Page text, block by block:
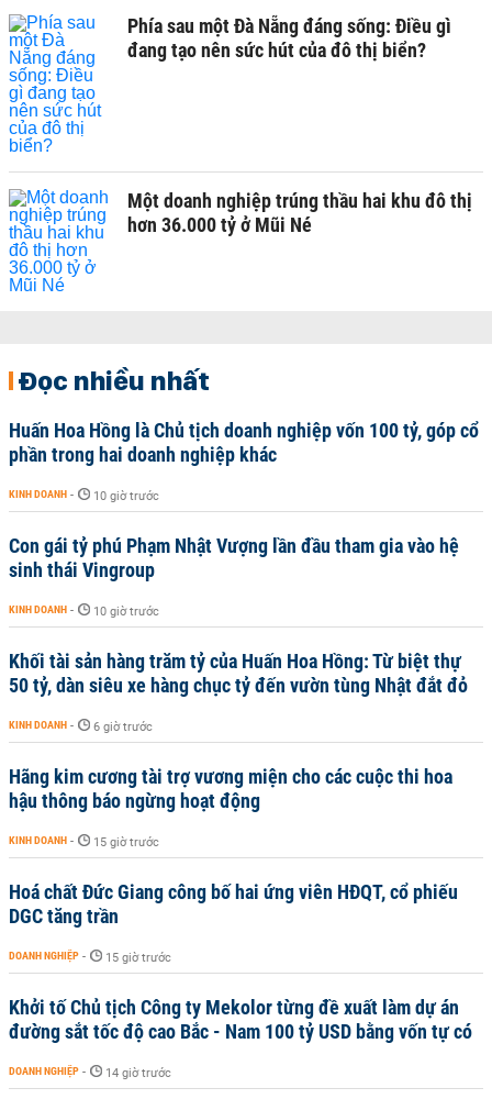
Phía sau một Đà Nẵng đáng sống: Điều gì
đang tạo nên sức hút của đô thị biển?
Một doanh nghiệp trúng thầu hai khu đô thị
hơn 36.000 tỷ ở Mũi Né
Đọc nhiều nhất
Huấn Hoa Hồng là Chủ tịch doanh nghiệp vốn 100 tỷ, góp cổ
phần trong hai doanh nghiệp khác
KINH DOANH - 10 giờ trước
Con gái tỷ phú Phạm Nhật Vượng lần đầu tham gia vào hệ
sinh thái Vingroup
KINH DOANH - 10 giờ trước
Khối tài sản hàng trăm tỷ của Huấn Hoa Hồng: Từ biệt thự
50 tỷ, dàn siêu xe hàng chục tỷ đến vườn tùng Nhật đắt đỏ
KINH DOANH - 6 giờ trước
Hãng kim cương tài trợ vương miện cho các cuộc thi hoa
hậu thông báo ngừng hoạt động
KINH DOANH - 15 giờ trước
Hoá chất Đức Giang công bố hai ứng viên HĐQT, cổ phiếu
DGC tăng trần
DOANH NGHIỆP - 15 giờ trước
Khởi tố Chủ tịch Công ty Mekolor từng đề xuất làm dự án
đường sắt tốc độ cao Bắc - Nam 100 tỷ USD bằng vốn tự có
DOANH NGHIỆP - 14 giờ trước